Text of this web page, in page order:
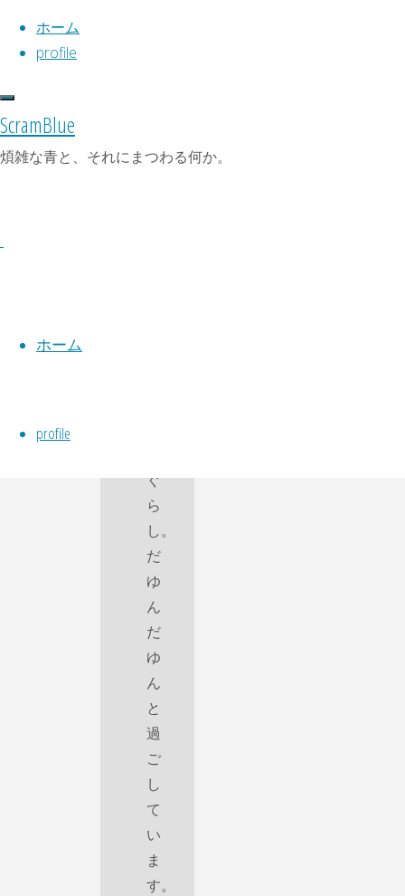
コ
ン
テ
ホーム
profile
ScramBlue
煩雑な青と、それにまつわる何か。
ホーム
profile
ホ
ー
profile
ぐ
ら
し。
だ
ゆ
ん
だ
ゆ
ん
と
過
ご
し
て
い
ま
す。
トThis text can be changed from